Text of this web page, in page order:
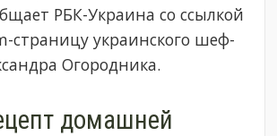
РБК-Украина со ссылкой
страницу украинского шеф-
Огородника.
домашней